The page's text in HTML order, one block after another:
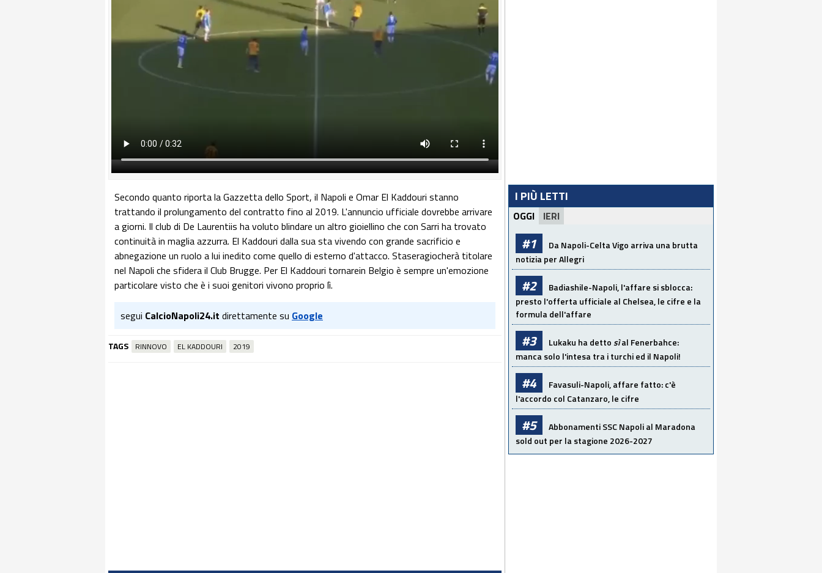
Secondo quanto riporta la Gazzetta dello Sport, il Napoli e Omar El Kaddouri stanno
trattando il prolungamento del contratto fino al 2019. L'annuncio ufficiale dovrebbe arrivare
a giorni. Il club di De Laurentiis ha voluto blindare un altro gioiellino che con Sarri ha trovato
continuità in maglia azzurra. El Kaddouri dalla sua sta vivendo con grande sacrificio e
abnegazione un ruolo a lui inedito come quello di esterno d'attacco. Staseragiocherà titolare
nel Napoli che sfidera il Club Brugge. Per El Kaddouri tornarein Belgio è sempre un'emozione
particolare visto che è i suoi genitori vivono proprio lì.
segui CalcioNapoli24.it direttamente su Google
TAGS RINNOVO EL KADDOURI 2019
I PIÙ LETTI
OGGI IERI
#1
Da Napoli-Celta Vigo arriva una brutta
notizia per Allegri
#2
Badiashile-Napoli, l'affare si sblocca:
presto l'offerta ufficiale al Chelsea, le cifre e la
formula dell'affare
#3 Lukaku ha dettosìal Fenerbahce:
manca solo l'intesa tra i turchi ed il Napoli!
#4
Favasuli-Napoli, affare fatto: c'è
l'accordo col Catanzaro, le cifre
#5
Abbonamenti SSC Napoli al Maradona
sold out per la stagione 2026-2027